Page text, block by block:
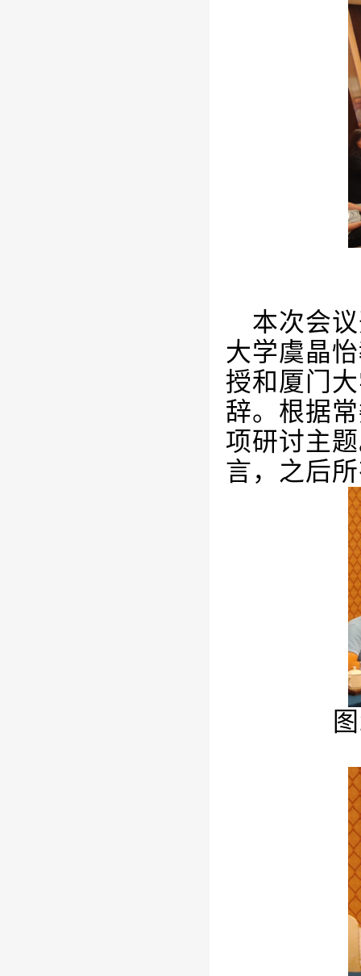
本次会
大学虞晶
授和厦门
辞。根据
项研讨主
言，之后
图